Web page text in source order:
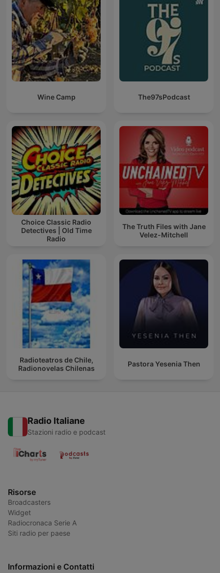
Wine Camp The97sPodcast
Choice Classic Radio
Detectives | Old Time
Radio
The Truth Files with Jane
Velez-Mitchell
Radioteatros de Chile,
Radionovelas Chilenas
Pastora Yesenia Then
Radio Italiane
Stazioni radio e podcast
Risorse
Broadcasters
Widget
Radiocronaca Serie A
Siti radio per paese
Informazioni e Contatti